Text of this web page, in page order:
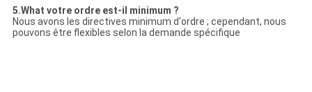
5.What votre ordre est-il minimum ?
Nous avons les directives minimum d'ordre ; cependant, nous
pouvons être flexibles selon la demande spécifique